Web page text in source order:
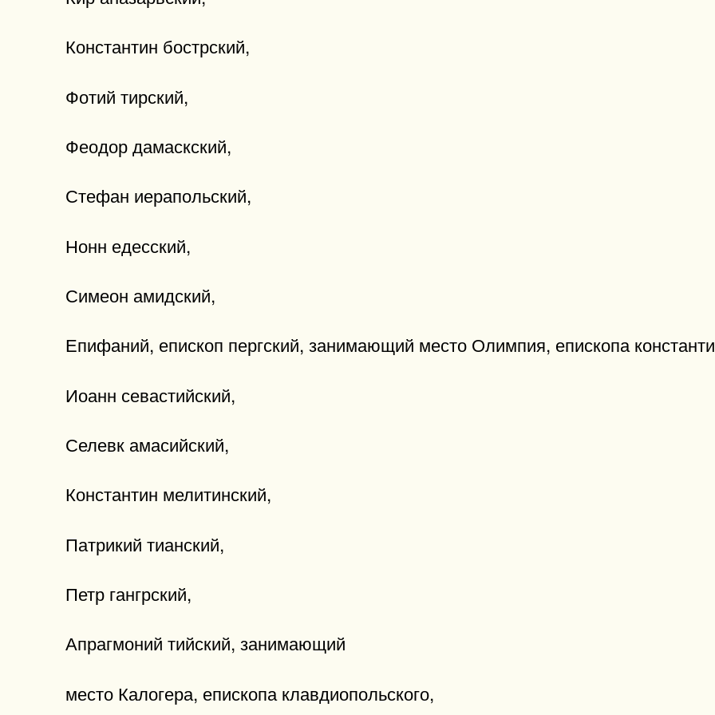
Константин бострский,
Фотий тирский,
Феодор дамаскский,
Стефан иерапольский,
Нонн едесский,
Симеон амидский,
Епифаний, епископ пергский, занимающий место Олимпия, епископа
Иоанн севастийский,
Селевк амасийский,
Константин мелитинский,
Патрикий тианский,
Петр гангрский,
Апрагмоний тийский, занимающий
место Калогера, епископа клавдиопольского,